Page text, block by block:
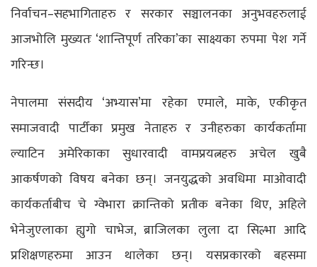
निर्वाचन–सहभागिताहरु र सरकार सञ्चालनका अनुभवहरुलाई
आजभोलि मुख्यतः ‘शान्तिपूर्ण तरिका’का साक्ष्यका रुपमा पेश गर्ने
गरिन्छ।
नेपालमा संसदीय ‘अभ्यास’मा रहेका एमाले, माके, एकीकृत
समाजवादी पार्टीका प्रमुख नेताहरु र उनीहरुका कार्यकर्तामा
ल्याटिन अमेरिकाका सुधारवादी वामप्रयत्नहरु अचेल खुबै
आकर्षणको विषय बनेका छन्। जनयुद्धको अवधिमा माओवादी
कार्यकर्ताबीच चे ग्वेभारा क्रान्तिको प्रतीक बनेका थिए, अहिले
भेनेजुएलाका ह्युगो चाभेज, ब्राजिलका लुला दा सिल्भा आदि
प्रशिक्षणहरुमा आउन थालेका छन्। यसप्रकारको बहसमा